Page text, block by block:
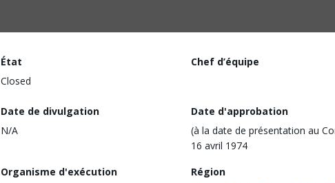
État
Closed
Chef d’équipe
Date de divulgation
N/A
Date d'approbation
(à la date de présentation au
16 avril 1974
Organisme d'exécution
Région